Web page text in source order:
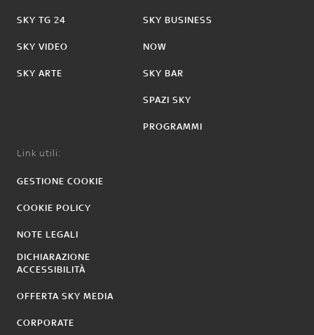
SKY TG 24
SKY VIDEO
SKY ARTE
SKY BUSINESS
NOW
SKY BAR
SPAZI SKY
PROGRAMMI
Link utili:
GESTIONE COOKIE
COOKIE POLICY
NOTE LEGALI
DICHIARAZIONE
ACCESSIBILITÀ
OFFERTA SKY MEDIA
CORPORATE